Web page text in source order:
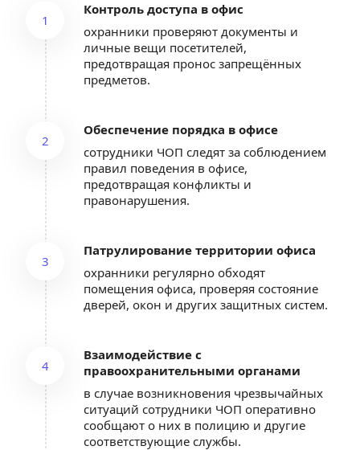
1
Контроль доступа в офис
охранники проверяют документы и
личные вещи посетителей,
предотвращая пронос запрещённых
предметов.
2
Обеспечение порядка в офисе
сотрудники ЧОП следят за соблюдением
правил поведения в офисе,
предотвращая конфликты и
правонарушения.
3
Патрулирование территории офиса
охранники регулярно обходят
помещения офиса, проверяя состояние
дверей, окон и других защитных систем.
4
Взаимодействие с
правоохранительными органами
в случае возникновения чрезвычайных
ситуаций сотрудники ЧОП оперативно
сообщают о них в полицию и другие
соответствующие службы.